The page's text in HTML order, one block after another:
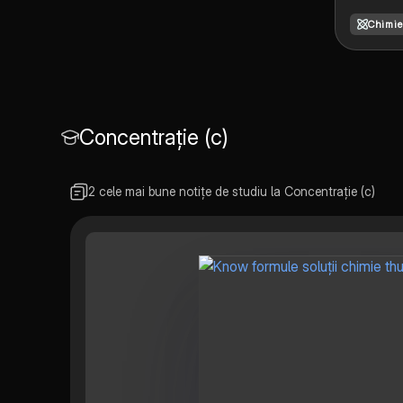
Chimie
Concentrație (c)
2 cele mai bune notițe de studiu la Concentrație (c)